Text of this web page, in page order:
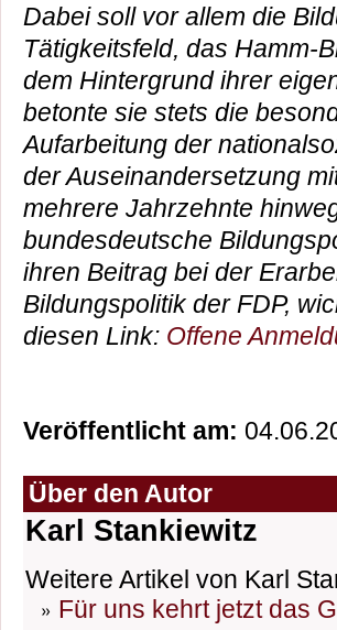
Dabei soll vor allem die
Tätigkeitsfeld, das Hamm-
dem Hintergrund ihrer
betonte sie stets die
Aufarbeitung der
der Auseinandersetzung
mehrere Jahrzehnte
bundesdeutsche
ihren Beitrag bei der
Bildungspolitik der FDP,
diesen Link: Offene
Veröffentlicht am:
Über den Autor
Karl Stankiewitz
Weitere Artikel von Karl
Für uns kehrt jetzt das